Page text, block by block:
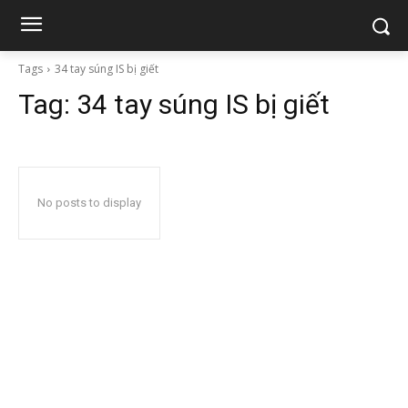
Tags 34 tay súng IS bị giết
Tag: 34 tay súng IS bị giết
No posts to display